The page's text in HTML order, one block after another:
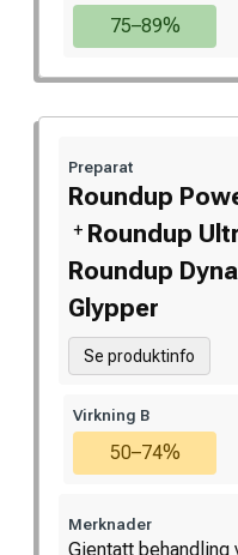
75–89%
Preparat
Roundup
+ Roundup
Roundup
Glypper
Se produktinfo
Virkning B
50–74%
Merknader
Gjentatt behandling